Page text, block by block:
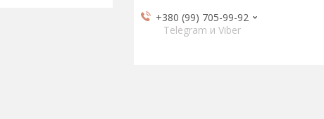
+380 (99) 705-99-92
Telegram и Viber